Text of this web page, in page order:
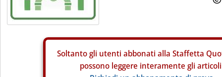
Soltanto gli utenti abbonati alla Staffetta
possono leggere interamente gli